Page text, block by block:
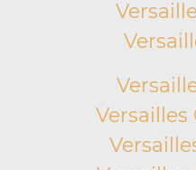
Versailles